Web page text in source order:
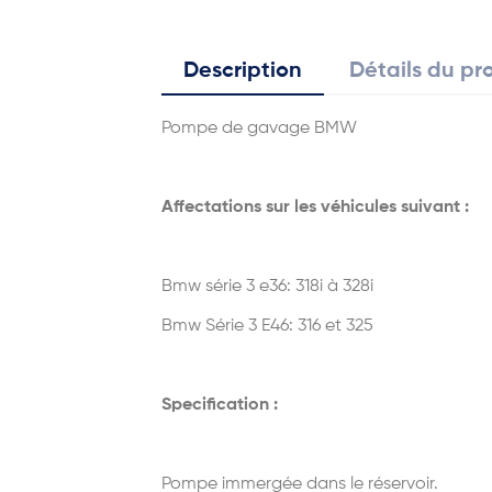
Description Détails du
Pompe de gavage BMW
Affectations sur les véhicules suivant :
Bmw série 3 e36: 318i à 328i
Bmw Série 3 E46: 316 et 325
Specification :
Pompe immergée dans le réservoir.